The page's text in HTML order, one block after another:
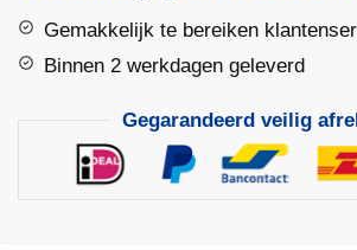
aantalGemakkelijk te bereiken
Binnen 2 werkdagen geleverd
Gegarandeerd veilig